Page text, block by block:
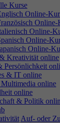
Kurse
Online-
Online-
Online-
Online-
Online-
Kreativität online
Persönlichkeit
& IT online
online
online
& Politik
Auf- oder